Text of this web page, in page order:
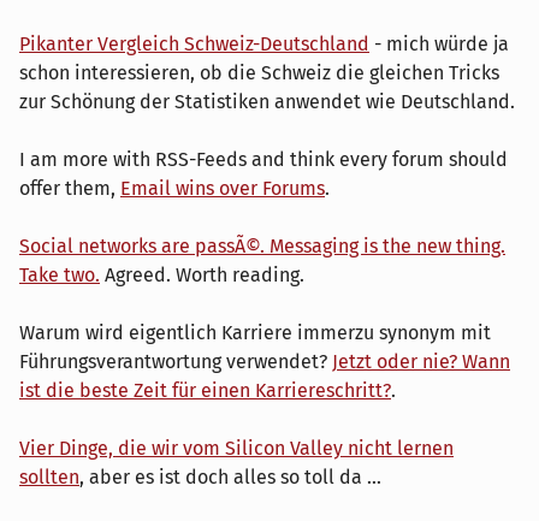
Pikanter Vergleich Schweiz-Deutschland - mich würde ja
schon interessieren, ob die Schweiz die gleichen Tricks
zur Schönung der Statistiken anwendet wie Deutschland.
I am more with RSS-Feeds and think every forum should
offer them, Email wins over Forums.
Social networks are passÃ©. Messaging is the new thing.
Take two. Agreed. Worth reading.
Warum wird eigentlich Karriere immerzu synonym mit
Führungsverantwortung verwendet? Jetzt oder nie? Wann
ist die beste Zeit für einen Karriereschritt?.
Vier Dinge, die wir vom Silicon Valley nicht lernen
sollten, aber es ist doch alles so toll da ...